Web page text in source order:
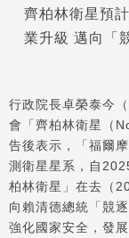
齊柏林衛星預
業升級 邁向「
行政院長卓榮泰今
會「齊柏林衛星（
告後表示，「福爾
測衛星星系，自
柏林衛星」在去（
向賴清德總統「競
強化國家安全，發